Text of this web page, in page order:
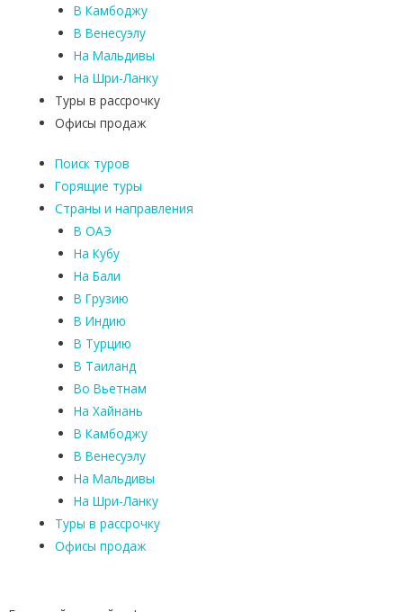
В Камбоджу
В Венесуэлу
На Мальдивы
На Шри-Ланку
Туры в рассрочку
Офисы продаж
Поиск туров
Горящие туры
Страны и направления
В ОАЭ
На Кубу
На Бали
В Грузию
В Индию
В Турцию
В Таиланд
Во Вьетнам
На Хайнань
В Камбоджу
В Венесуэлу
На Мальдивы
На Шри-Ланку
Туры в рассрочку
Офисы продаж